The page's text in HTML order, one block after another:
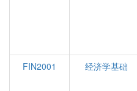
FIN2001
经济学基础